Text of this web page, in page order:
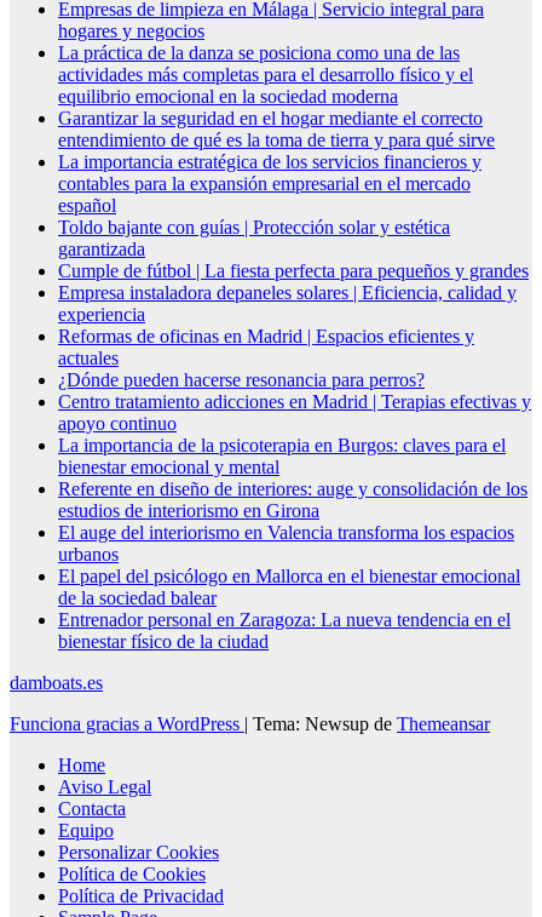
Empresas de limpieza en Málaga | Servicio integral para
hogares y negocios
La práctica de la danza se posiciona como una de las
actividades más completas para el desarrollo físico y el
equilibrio emocional en la sociedad moderna
Garantizar la seguridad en el hogar mediante el correcto
entendimiento de qué es la toma de tierra y para qué sirve
La importancia estratégica de los servicios financieros y
contables para la expansión empresarial en el mercado
español
Toldo bajante con guías | Protección solar y estética
garantizada
Cumple de fútbol | La fiesta perfecta para pequeños y grandes
Empresa instaladora depaneles solares | Eficiencia, calidad y
experiencia
Reformas de oficinas en Madrid | Espacios eficientes y
actuales
¿Dónde pueden hacerse resonancia para perros?
Centro tratamiento adicciones en Madrid | Terapias efectivas y
apoyo continuo
La importancia de la psicoterapia en Burgos: claves para el
bienestar emocional y mental
Referente en diseño de interiores: auge y consolidación de los
estudios de interiorismo en Girona
El auge del interiorismo en Valencia transforma los espacios
urbanos
El papel del psicólogo en Mallorca en el bienestar emocional
de la sociedad balear
Entrenador personal en Zaragoza: La nueva tendencia en el
bienestar físico de la ciudad
damboats.es
Funciona gracias a WordPress | Tema: Newsup de Themeansar
Home
Aviso Legal
Contacta
Equipo
Personalizar Cookies
Política de Cookies
Política de Privacidad